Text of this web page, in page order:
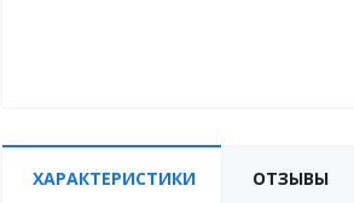
ХАРАКТЕРИСТИКИ ОТЗЫВЫ